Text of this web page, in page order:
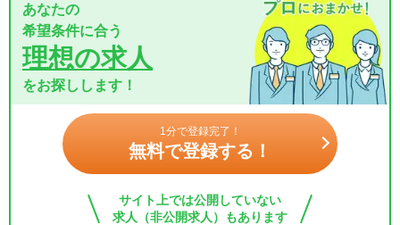
あなたの
希望条件に合う
理想の求人
をお探しします！
1分で登録完了！
無料で登録する！
サイト上では公開していない
求人（非公開求人）もあります